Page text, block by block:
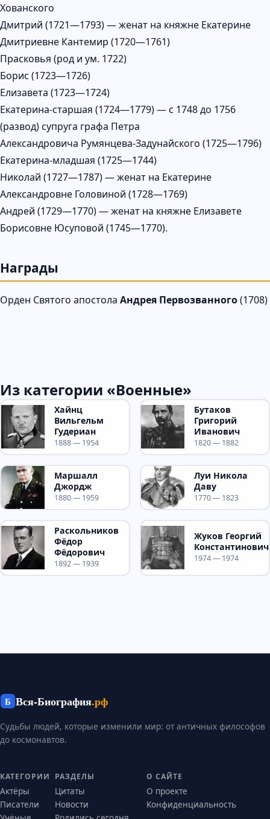
Хованского
Дмитрий (1721—1793) — женат на княжне Екатерине
Дмитриевне Кантемир (1720—1761)
Прасковья (род и ум. 1722)
Борис (1723—1726)
Елизавета (1723—1724)
Екатерина-старшая (1724—1779) — с 1748 до 1756
(развод) супруга графа Петра
Александровича Румянцева-Задунайского (1725—1796)
Екатерина-младшая (1725—1744)
Николай (1727—1787) — женат на Екатерине
Александровне Головиной (1728—1769)
Андрей (1729—1770) — женат на княжне Елизавете
Борисовне Юсуповой (1745—1770).
Награды
Орден Святого апостола Андрея Первозванного(1708)
Из категории «Военные»
Хайнц
Вильгельм
Гудериан
1888 — 1954
Бутаков
Григорий
Иванович
1820 — 1882
Маршалл
Джордж
1880 — 1959
Луи Никола
Даву
1770 — 1823
Раскольников
Фёдор
Фёдорович
1892 — 1939
Жуков Георгий
Константинович
1974 — 1974
Б Вся-Биография.рф
Судьбы людей, которые изменили мир: от античных философов
до космонавтов.
КАТЕГОРИИ
Актёры
Писатели
РАЗДЕЛЫ
Цитаты
Новости
О САЙТЕ
О проекте
Конфиденциальность